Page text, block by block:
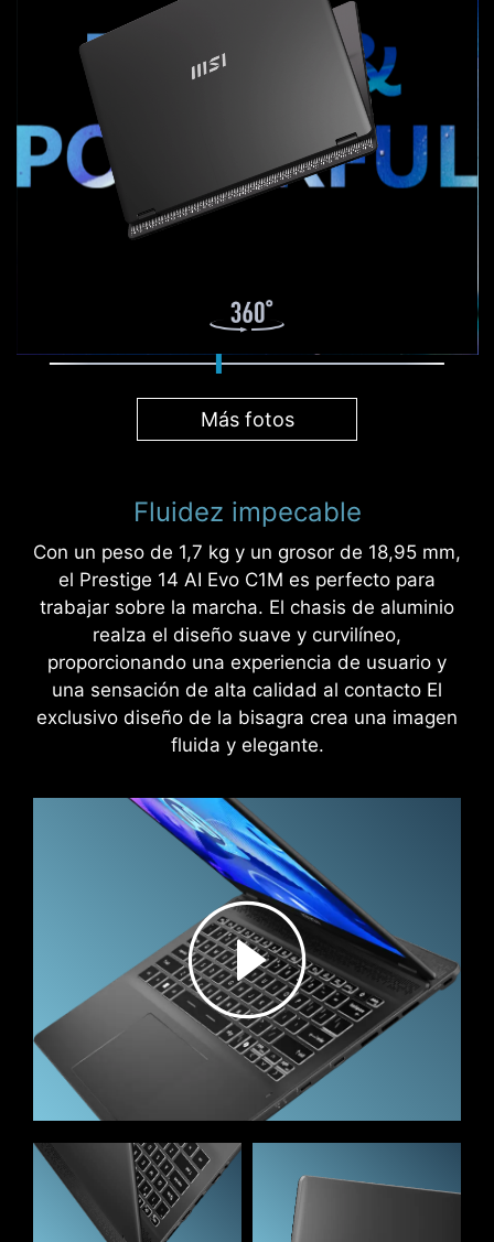
Más fotos
Fluidez impecable
Con un peso de 1,7 kg y un grosor de 18,95 mm,
el Prestige 14 AI Evo C1M es perfecto para
trabajar sobre la marcha. El chasis de aluminio
realza el diseño suave y curvilíneo,
proporcionando una experiencia de usuario y
una sensación de alta calidad al contacto El
exclusivo diseño de la bisagra crea una imagen
fluida y elegante.